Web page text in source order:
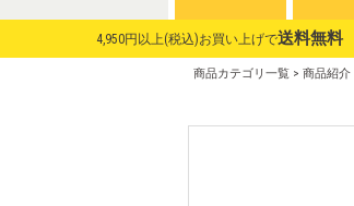
4,950円以上(税込)お買い上げで送料無料
商品カテゴリ一覧 > 商品紹介